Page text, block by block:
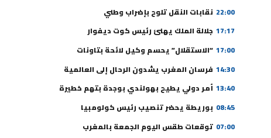
22:00 نقابات النقل تلوح بإضراب وطني
17:17 جلالة الملك يهنئ رئيس كوت ديفوار
17:00 “الاستقلال” يحسم وكيل لائحة بتاونات
14:30 فرسان المغرب يشدون الرحال إلى العالمية
13:40 أمر دولي يطيح بهولندي بوجدة بتهم خطيرة
08:45 بوريطة يحضر تنصيب رئيس كولومبيا
07:00 توقعات طقس اليوم الجمعة بالمغرب